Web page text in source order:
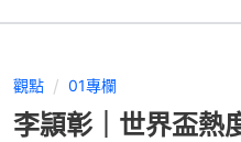
觀點 01專欄
李頴彰｜世界盃熱